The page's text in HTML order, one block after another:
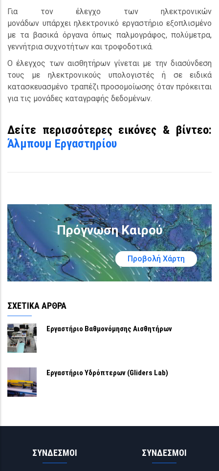
Για τον έλεγχο των ηλεκτρονικών
μονάδων υπάρχει ηλεκτρονικό εργαστήριο εξοπλισμένο
με τα βασικά όργανα όπως παλμογράφος, πολύμετρα,
γεννήτρια συχνοτήτων και τροφοδοτικά.
Ο έλεγχος των αισθητήρων γίνεται με την διασύνδεση
τους με ηλεκτρονικούς υπολογιστές ή σε ειδικά
κατασκευασμένο τραπέζι προσομοίωσης όταν πρόκειται
για τις μονάδες καταγραφής δεδομένων.
Δείτε περισσότερες εικόνες & βίντεο:
Άλμπουμ Εργαστηρίου
Πρόγνωση Καιρού
Προβολή Χάρτη
ΣΧΕΤΙΚΑ ΑΡΘΡΑ
Εργαστήριο Βαθμονόμησης Αισθητήρων
Εργαστήριο Υδρόπτερων (Gliders Lab)
ΣΥΝΔΕΣΜΟΙ ΣΥΝΔΕΣΜΟΙ